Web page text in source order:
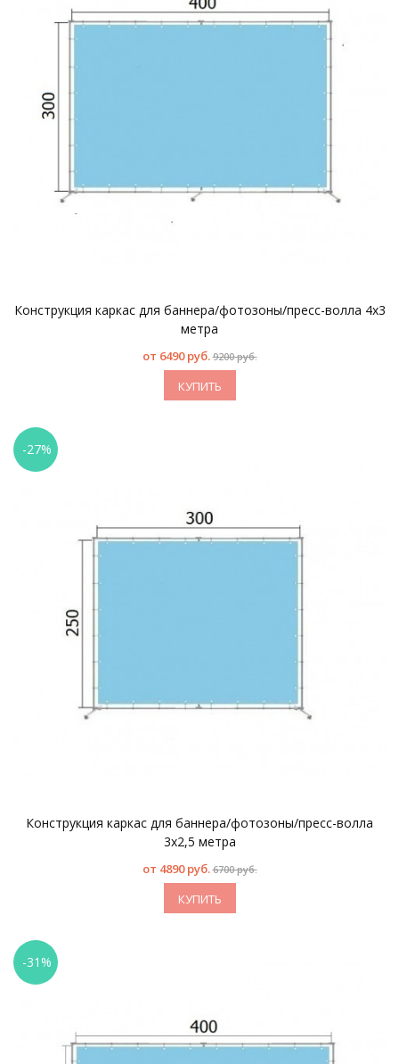
Конструкция каркас для баннера/фотозоны/пресс-волла 4х3
метра
от 6490 руб. 9200 руб.
КУПИТЬ
-27%
Конструкция каркас для баннера/фотозоны/пресс-волла
3x2,5 метра
от 4890 руб. 6700 руб.
КУПИТЬ
-31%